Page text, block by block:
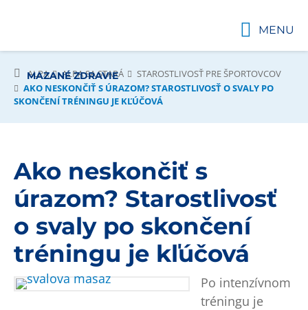
MAZANÉ ZDRAVIE
MENU
ALPA ALPA SA STARÁ
STAROSTLIVOSŤ PRE ŠPORTOVCOV
AKO NESKONČIŤ S ÚRAZOM? STAROSTLIVOSŤ O SVALY PO
SKONČENÍ TRÉNINGU JE KĽÚČOVÁ
Ako neskončiť s
úrazom? Starostlivosť
o svaly po skončení
tréningu je kľúčová
Po intenzívnom
tréningu je